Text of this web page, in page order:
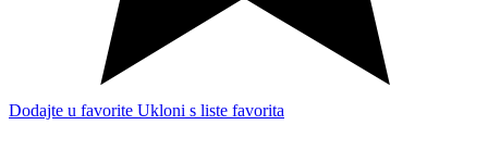
Dodajte u favorite Ukloni s liste favorita